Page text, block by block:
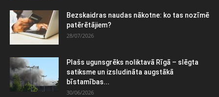
Bezskaidras naudas nākotne: ko tas nozīmē
patērētājiem?
28/07/2026
Plašs ugunsgrēks noliktavā Rīgā – slēgta
satiksme un izsludināta augstākā
bīstamības...
30/06/2026